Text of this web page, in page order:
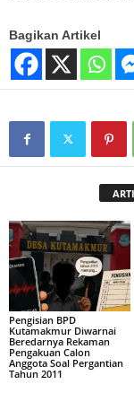
Bagikan Artikel
Pengisian BPD
Kutamakmur Diwarnai
Beredarnya Rekaman
Pengakuan Calon
Anggota Soal Pergantian
Tahun 2011